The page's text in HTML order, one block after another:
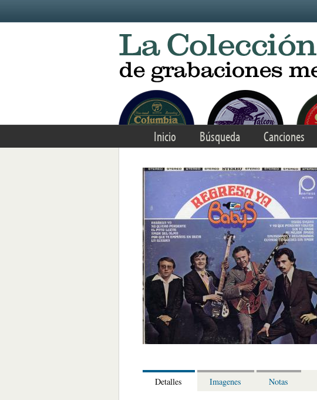
Inicio Búsqueda Canciones
Detalles Imagenes Notas